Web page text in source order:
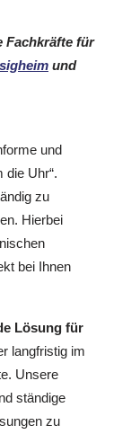
Fachkräfte für
und
und
die Uhr“.
zu
Hierbei
bei Ihnen
Lösung für
langfristig im
Unsere
ständige
zu